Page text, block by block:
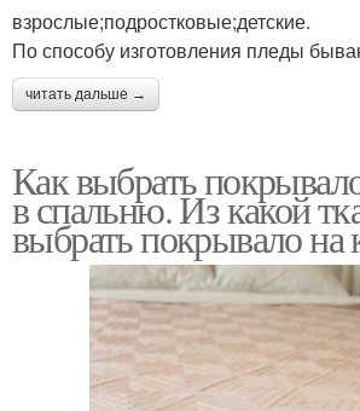
взрослые;подростковые;детские.
По способу изготовления пледы
читать дальше →
Как выбрать
в спальню. Из какой
выбрать покрывало на